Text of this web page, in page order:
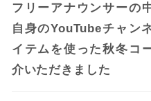
フリーアナウンサーの
自身のYouTubeチャン
イテムを使った秋冬コ
介いただきました